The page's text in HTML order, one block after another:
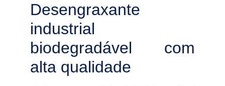
Desengraxante
industrial
biodegradável com
alta qualidade